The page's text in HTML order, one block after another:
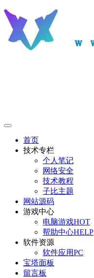
首页
技术专栏
个人笔记
网络安全
技术教程
子比主题
网站源码
游戏中心
电脑游戏HOT
帮助中心HELP
软件资源
软件应用PC
宝塔面板
留言板